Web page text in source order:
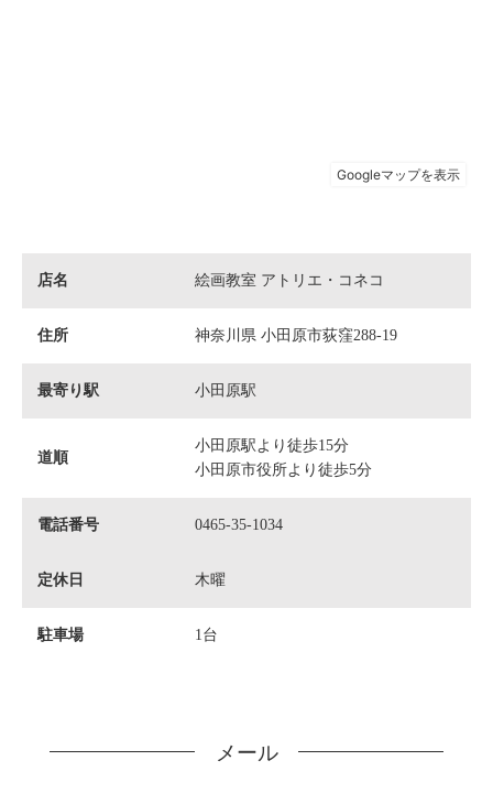
店名 絵画教室 アトリエ・コネコ
住所 神奈川県 小田原市荻窪288-19
最寄り駅 小田原駅
道順
小田原駅より徒歩15分
小田原市役所より徒歩5分
電話番号 0465-35-1034
定休日 木曜
駐車場 1台
メール